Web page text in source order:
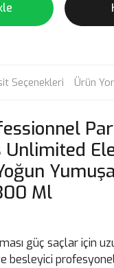
Seçenekleri Ürün
Unlimited
Ml
güç saçlar için
besleyici